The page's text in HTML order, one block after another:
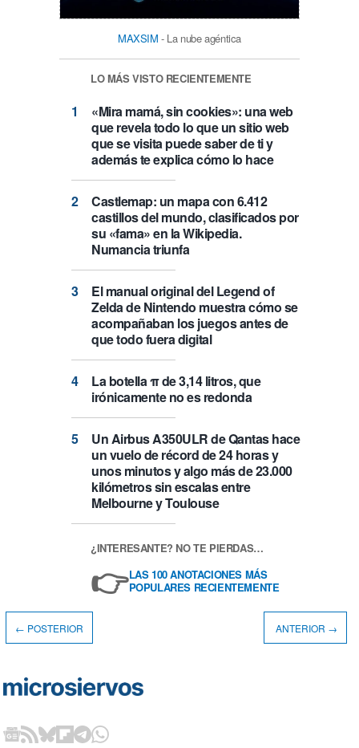
MAXSIM - La nube agéntica
LO MÁS VISTO RECIENTEMENTE
«Mira mamá, sin cookies»: una web
que revela todo lo que un sitio web
que se visita puede saber de ti y
además te explica cómo lo hace
Castlemap: un mapa con 6.412
castillos del mundo, clasificados por
su «fama» en la Wikipedia.
Numancia triunfa
El manual original del Legend of
Zelda de Nintendo muestra cómo se
acompañaban los juegos antes de
que todo fuera digital
La botella π de 3,14 litros, que
irónicamente no es redonda
Un Airbus A350ULR de Qantas hace
un vuelo de récord de 24 horas y
unos minutos y algo más de 23.000
kilómetros sin escalas entre
Melbourne y Toulouse
¿INTERESANTE? NO TE PIERDAS…
👉LAS 100 ANOTACIONES MÁS
POPULARES RECIENTEMENTE
← POSTERIOR ANTERIOR →